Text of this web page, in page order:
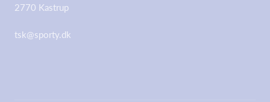
2770 Kastrup
tsk@sporty.dk